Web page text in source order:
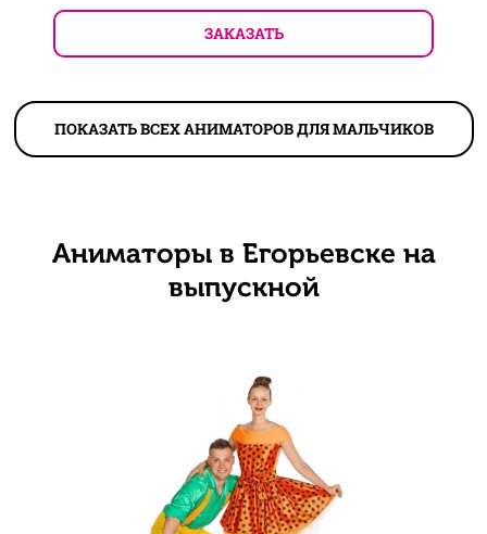
ЗАКАЗАТЬ
ПОКАЗАТЬ ВСЕХ АНИМАТОРОВ ДЛЯ МАЛЬЧИКОВ
Аниматоры в Егорьевске на
выпускной